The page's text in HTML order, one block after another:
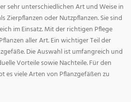
sehr unterschiedlichen Art und Weise in
Zierpflanzen oder Nutzpflanzen. Sie sind
im Einsatz. Mit der richtigen Pflege
aller Art. Ein wichtiger Teil der
Die Auswahl ist umfangreich und
Vorteile sowie Nachteile. Für den
es viele Arten von Pflanzgefäßen zu